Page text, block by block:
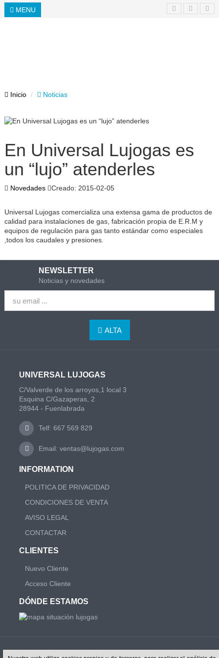
MENU
Inicio Noticias
En Universal Lujogas es
un “lujo” atenderles
Novedades Creado: 2015-02-05
Universal Lujogas comercializa una extensa gama de productos de
calidad para instalaciones de gas, fabricación propia de E.R.M y
equipos de regulación para gas tanto estándar como especiales
,todos los caudales y presiones.
NEWSLETTER
Noticias y novedades
ALTA
UNIVERSAL LUJOGAS
C/Valverde de los arroyos,1 local 3
Esquina C/Gazaperas, 2
28944 - Fuenlabrada
Telf: 667 569 829
Email: ventas@lujogas.com
INFORMATION
POLITICA DE PRIVACIDAD
CONDICIONES DE VENTA
AVISO LEGAL
CONTACTAR
CLIENTES
Nuevo Cliente
Acceso Cliente
DÓNDE ESTAMOS